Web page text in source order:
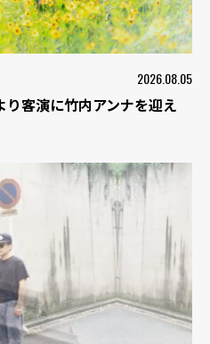
2026.08.05
客演に竹内アンナを迎え